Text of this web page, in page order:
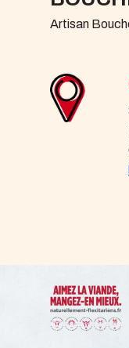
Artisan